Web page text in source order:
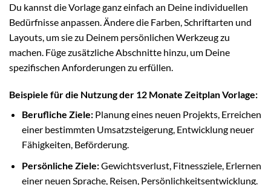
Du kannst die Vorlage ganz einfach an Deine individuellen
Bedürfnisse anpassen. Ändere die Farben, Schriftarten und
Layouts, um sie zu Deinem persönlichen Werkzeug zu
machen. Füge zusätzliche Abschnitte hinzu, um Deine
spezifischen Anforderungen zu erfüllen.
Beispiele für die Nutzung der 12 Monate Zeitplan Vorlage:
Berufliche Ziele:Planung eines neuen Projekts, Erreichen
einer bestimmten Umsatzsteigerung, Entwicklung neuer
Fähigkeiten, Beförderung.
Persönliche Ziele:Gewichtsverlust, Fitnessziele, Erlernen
einer neuen Sprache, Reisen, Persönlichkeitsentwicklung.